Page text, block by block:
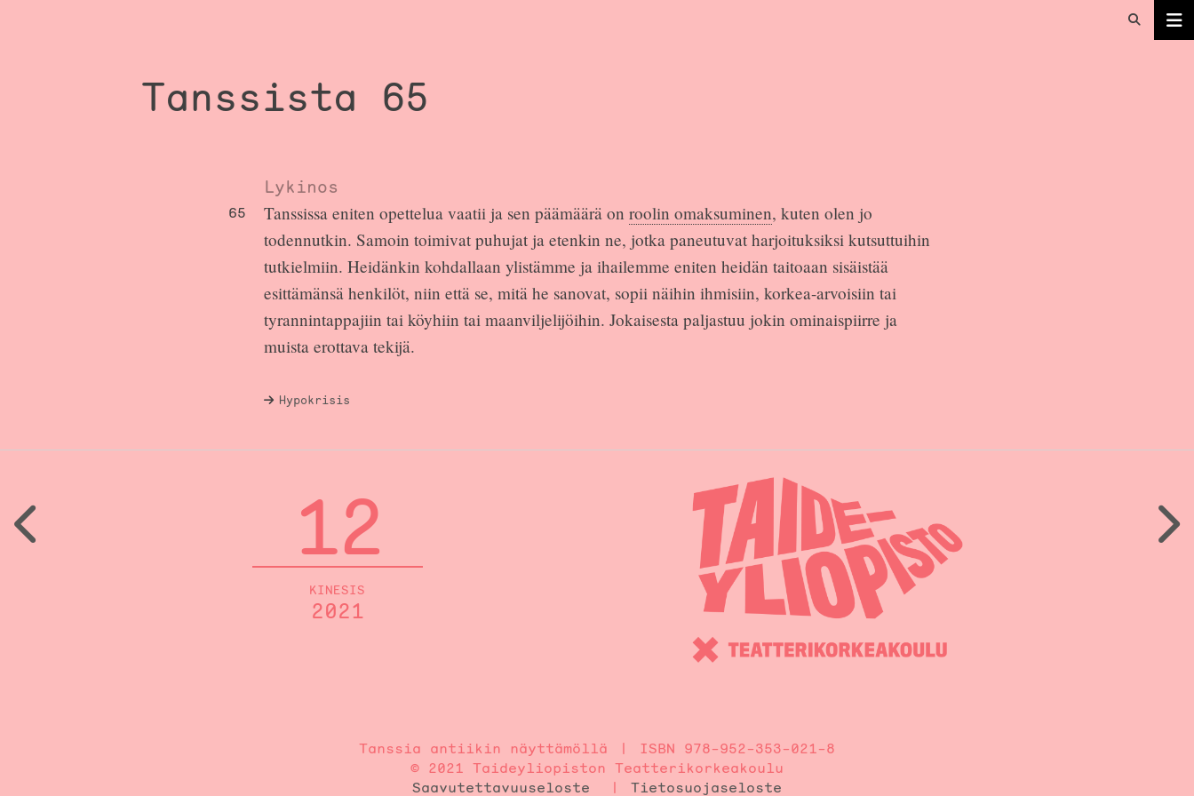
Tanssista 65
Lykinos
65 Tanssissa eniten opettelua vaatii ja sen päämäärä on roolin omaksuminen, kuten olen jo
todennutkin. Samoin toimivat puhujat ja etenkin ne, jotka paneutuvat harjoituksiksi kutsuttuihin
tutkielmiin. Heidänkin kohdallaan ylistämme ja ihailemme eniten heidän taitoaan sisäistää
esittämänsä henkilöt, niin että se, mitä he sanovat, sopii näihin ihmisiin, korkea-arvoisiin tai
tyrannintappajiin tai köyhiin tai maanviljelijöihin. Jokaisesta paljastuu jokin ominaispiirre ja
muista erottava tekijä.
Hypokrisis
12
KINESIS
2021
Tanssia antiikin näyttämöllä
ISBN 978-952-353-021-8
© 2021 Taideyliopiston Teatterikorkeakoulu
Saavutettavuuseloste
Tietosuojaseloste